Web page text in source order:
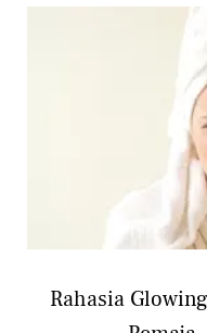
Rahasia